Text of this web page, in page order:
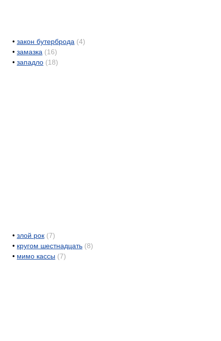
• закон бутерброда (4)
• замазка (16)
• западло (18)
• злой рок (7)
• кругом шестнадцать (8)
• мимо кассы (7)